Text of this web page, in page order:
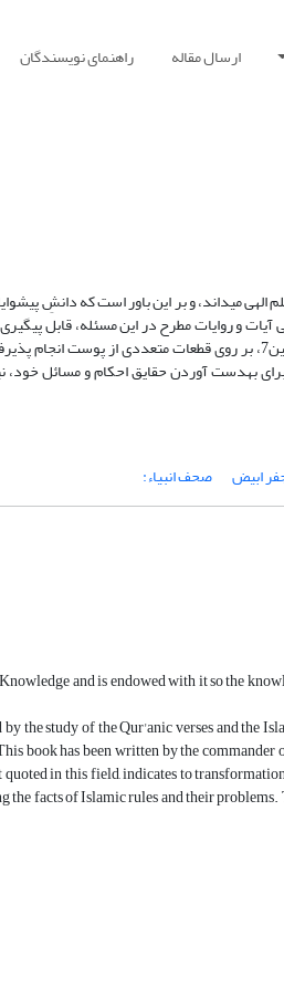
ارسال مقاله راهنمای نویسندگان
و آگاهی از علم الهی می‏داند، و بر این باور
و روایات مطرح در این مسئله، قابل
این نوشته در زمان پیامبر9، توسط امیرالمومنین7، بر روی
و مردم را برای به‏دست آوردن حقایق احکام و
ابیض صحف انبیاء:
and is endowed with it so the
the study of the Qur'anic verses and the
book has been written by the
in this field, indicates to
facts of Islamic rules and their